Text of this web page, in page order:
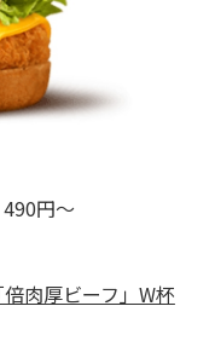
円～
肉厚ビーフ」W杯